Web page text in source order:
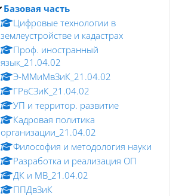
Базовая часть
Цифровые технологии в
землеустройстве и кадастрах
Проф. иностранный
язык_21.04.02
Э-ММиМвЗиК_21.04.02
ГРвСЗиК_21.04.02
УП и территор. развитие
Кадровая политика
организации_21.04.02
Философия и методология науки
Разработка и реализация ОП
ДК и МВ_21.04.02
ППДвЗиК